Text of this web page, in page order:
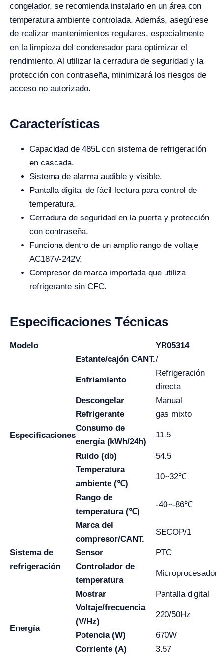
congelador, se recomienda instalarlo en un área con
temperatura ambiente controlada. Además, asegúrese
de realizar mantenimientos regulares, especialmente
en la limpieza del condensador para optimizar el
rendimiento. Al utilizar la cerradura de seguridad y la
protección con contraseña, minimizará los riesgos de
acceso no autorizado.
Características
Capacidad de 485L con sistema de refrigeración
en cascada.
Sistema de alarma audible y visible.
Pantalla digital de fácil lectura para control de
temperatura.
Cerradura de seguridad en la puerta y protección
con contraseña.
Funciona dentro de un amplio rango de voltaje
AC187V-242V.
Compresor de marca importada que utiliza
refrigerante sin CFC.
Especificaciones Técnicas
Modelo YR05314
Especificaciones
Estante/cajón CANT./
Enfriamiento
Refrigeración
directa
Descongelar
Manual
Refrigerante
gas mixto
Consumo de
energía (kWh/24h)
11.5
Ruido (db)
54.5
Temperatura
ambiente (℃)
10~32℃
Rango de
temperatura (℃)
-40~-86℃
Sistema de
refrigeración
Marca del
compresor/CANT.
SECOP/1
Sensor
PTC
Controlador de
temperatura
Microprocesador
Mostrar Pantalla digital
Energía
Voltaje/frecuencia
(V/Hz)
220/50Hz
Potencia (W)
670W
Corriente (A)
3.57